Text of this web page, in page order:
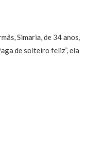
Simaria, de 34 anos,
de solteiro feliz”, ela